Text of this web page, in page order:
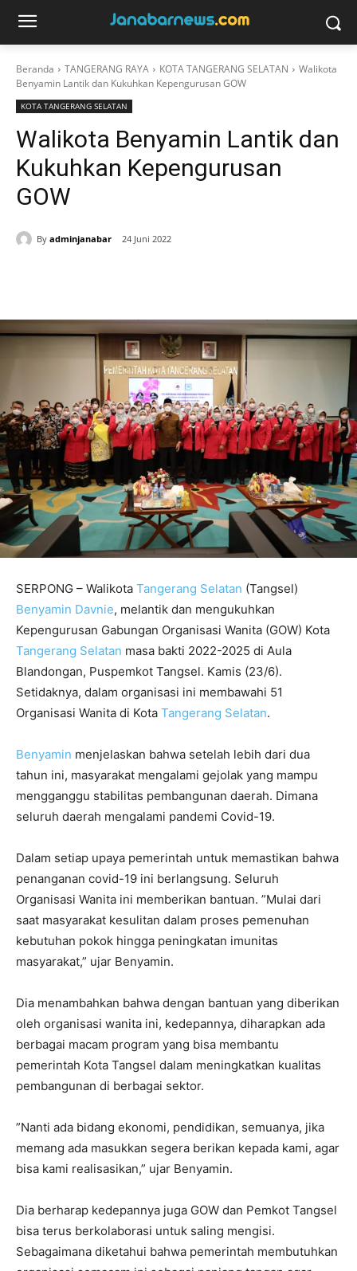
Beranda TANGERANG RAYA KOTA TANGERANG SELATAN
Walikota
Benyamin Lantik dan Kukuhkan Kepengurusan GOW
KOTA TANGERANG SELATAN
Walikota Benyamin Lantik dan
Kukuhkan Kepengurusan
GOW
By adminjanabar 24 Juni 2022
SERPONG – Walikota Tangerang Selatan (Tangsel)
Benyamin Davnie, melantik dan mengukuhkan
Kepengurusan Gabungan Organisasi Wanita (GOW) Kota
Tangerang Selatan masa bakti 2022-2025 di Aula
Blandongan, Puspemkot Tangsel. Kamis (23/6).
Setidaknya, dalam organisasi ini membawahi 51
Organisasi Wanita di Kota Tangerang Selatan.
Benyamin menjelaskan bahwa setelah lebih dari dua
tahun ini, masyarakat mengalami gejolak yang mampu
mengganggu stabilitas pembangunan daerah. Dimana
seluruh daerah mengalami pandemi Covid-19.
Dalam setiap upaya pemerintah untuk memastikan bahwa
penanganan covid-19 ini berlangsung. Seluruh
Organisasi Wanita ini memberikan bantuan. ”Mulai dari
saat masyarakat kesulitan dalam proses pemenuhan
kebutuhan pokok hingga peningkatan imunitas
masyarakat,” ujar Benyamin.
Dia menambahkan bahwa dengan bantuan yang diberikan
oleh organisasi wanita ini, kedepannya, diharapkan ada
berbagai macam program yang bisa membantu
pemerintah Kota Tangsel dalam meningkatkan kualitas
pembangunan di berbagai sektor.
”Nanti ada bidang ekonomi, pendidikan, semuanya, jika
memang ada masukkan segera berikan kepada kami, agar
bisa kami realisasikan,” ujar Benyamin.
Dia berharap kedepannya juga GOW dan Pemkot Tangsel
bisa terus berkolaborasi untuk saling mengisi.
Sebagaimana diketahui bahwa pemerintah membutuhkan